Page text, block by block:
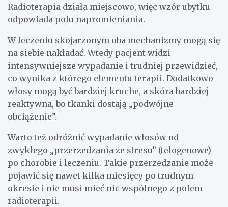
Radioterapia działa miejscowo, więc wzór ubytku
odpowiada polu napromieniania.
W leczeniu skojarzonym oba mechanizmy mogą się
na siebie nakładać. Wtedy pacjent widzi
intensywniejsze wypadanie i trudniej przewidzieć,
co wynika z którego elementu terapii. Dodatkowo
włosy mogą być bardziej kruche, a skóra bardziej
reaktywna, bo tkanki dostają „podwójne
obciążenie”.
Warto też odróżnić wypadanie włosów od
zwykłego „przerzedzania ze stresu” (telogenowe)
po chorobie i leczeniu. Takie przerzedzanie może
pojawić się nawet kilka miesięcy po trudnym
okresie i nie musi mieć nic wspólnego z polem
radioterapii.